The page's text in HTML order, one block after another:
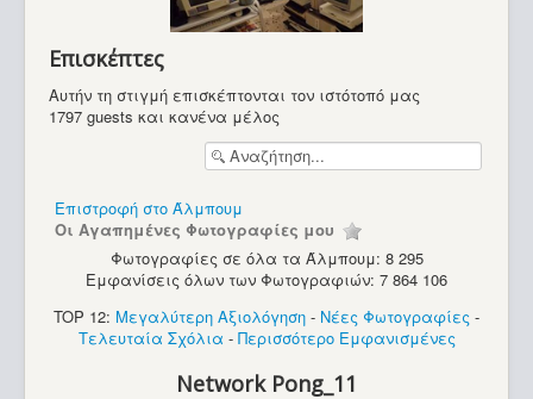
Υπολογιστές
Επισκέπτες
Αυτήν τη στιγμή επισκέπτονται τον ιστότοπό μας
1797 guests και κανένα μέλος
Επιστροφή στο Άλμπουμ
Οι Αγαπημένες Φωτογραφίες μου
Φωτογραφίες σε όλα τα Άλμπουμ: 8 295
Εμφανίσεις όλων των Φωτογραφιών: 7 864 106
TOP 12: Μεγαλύτερη Αξιολόγηση - Νέες Φωτογραφίες -
Τελευταία Σχόλια - Περισσότερο Εμφανισμένες
Network Pong_11